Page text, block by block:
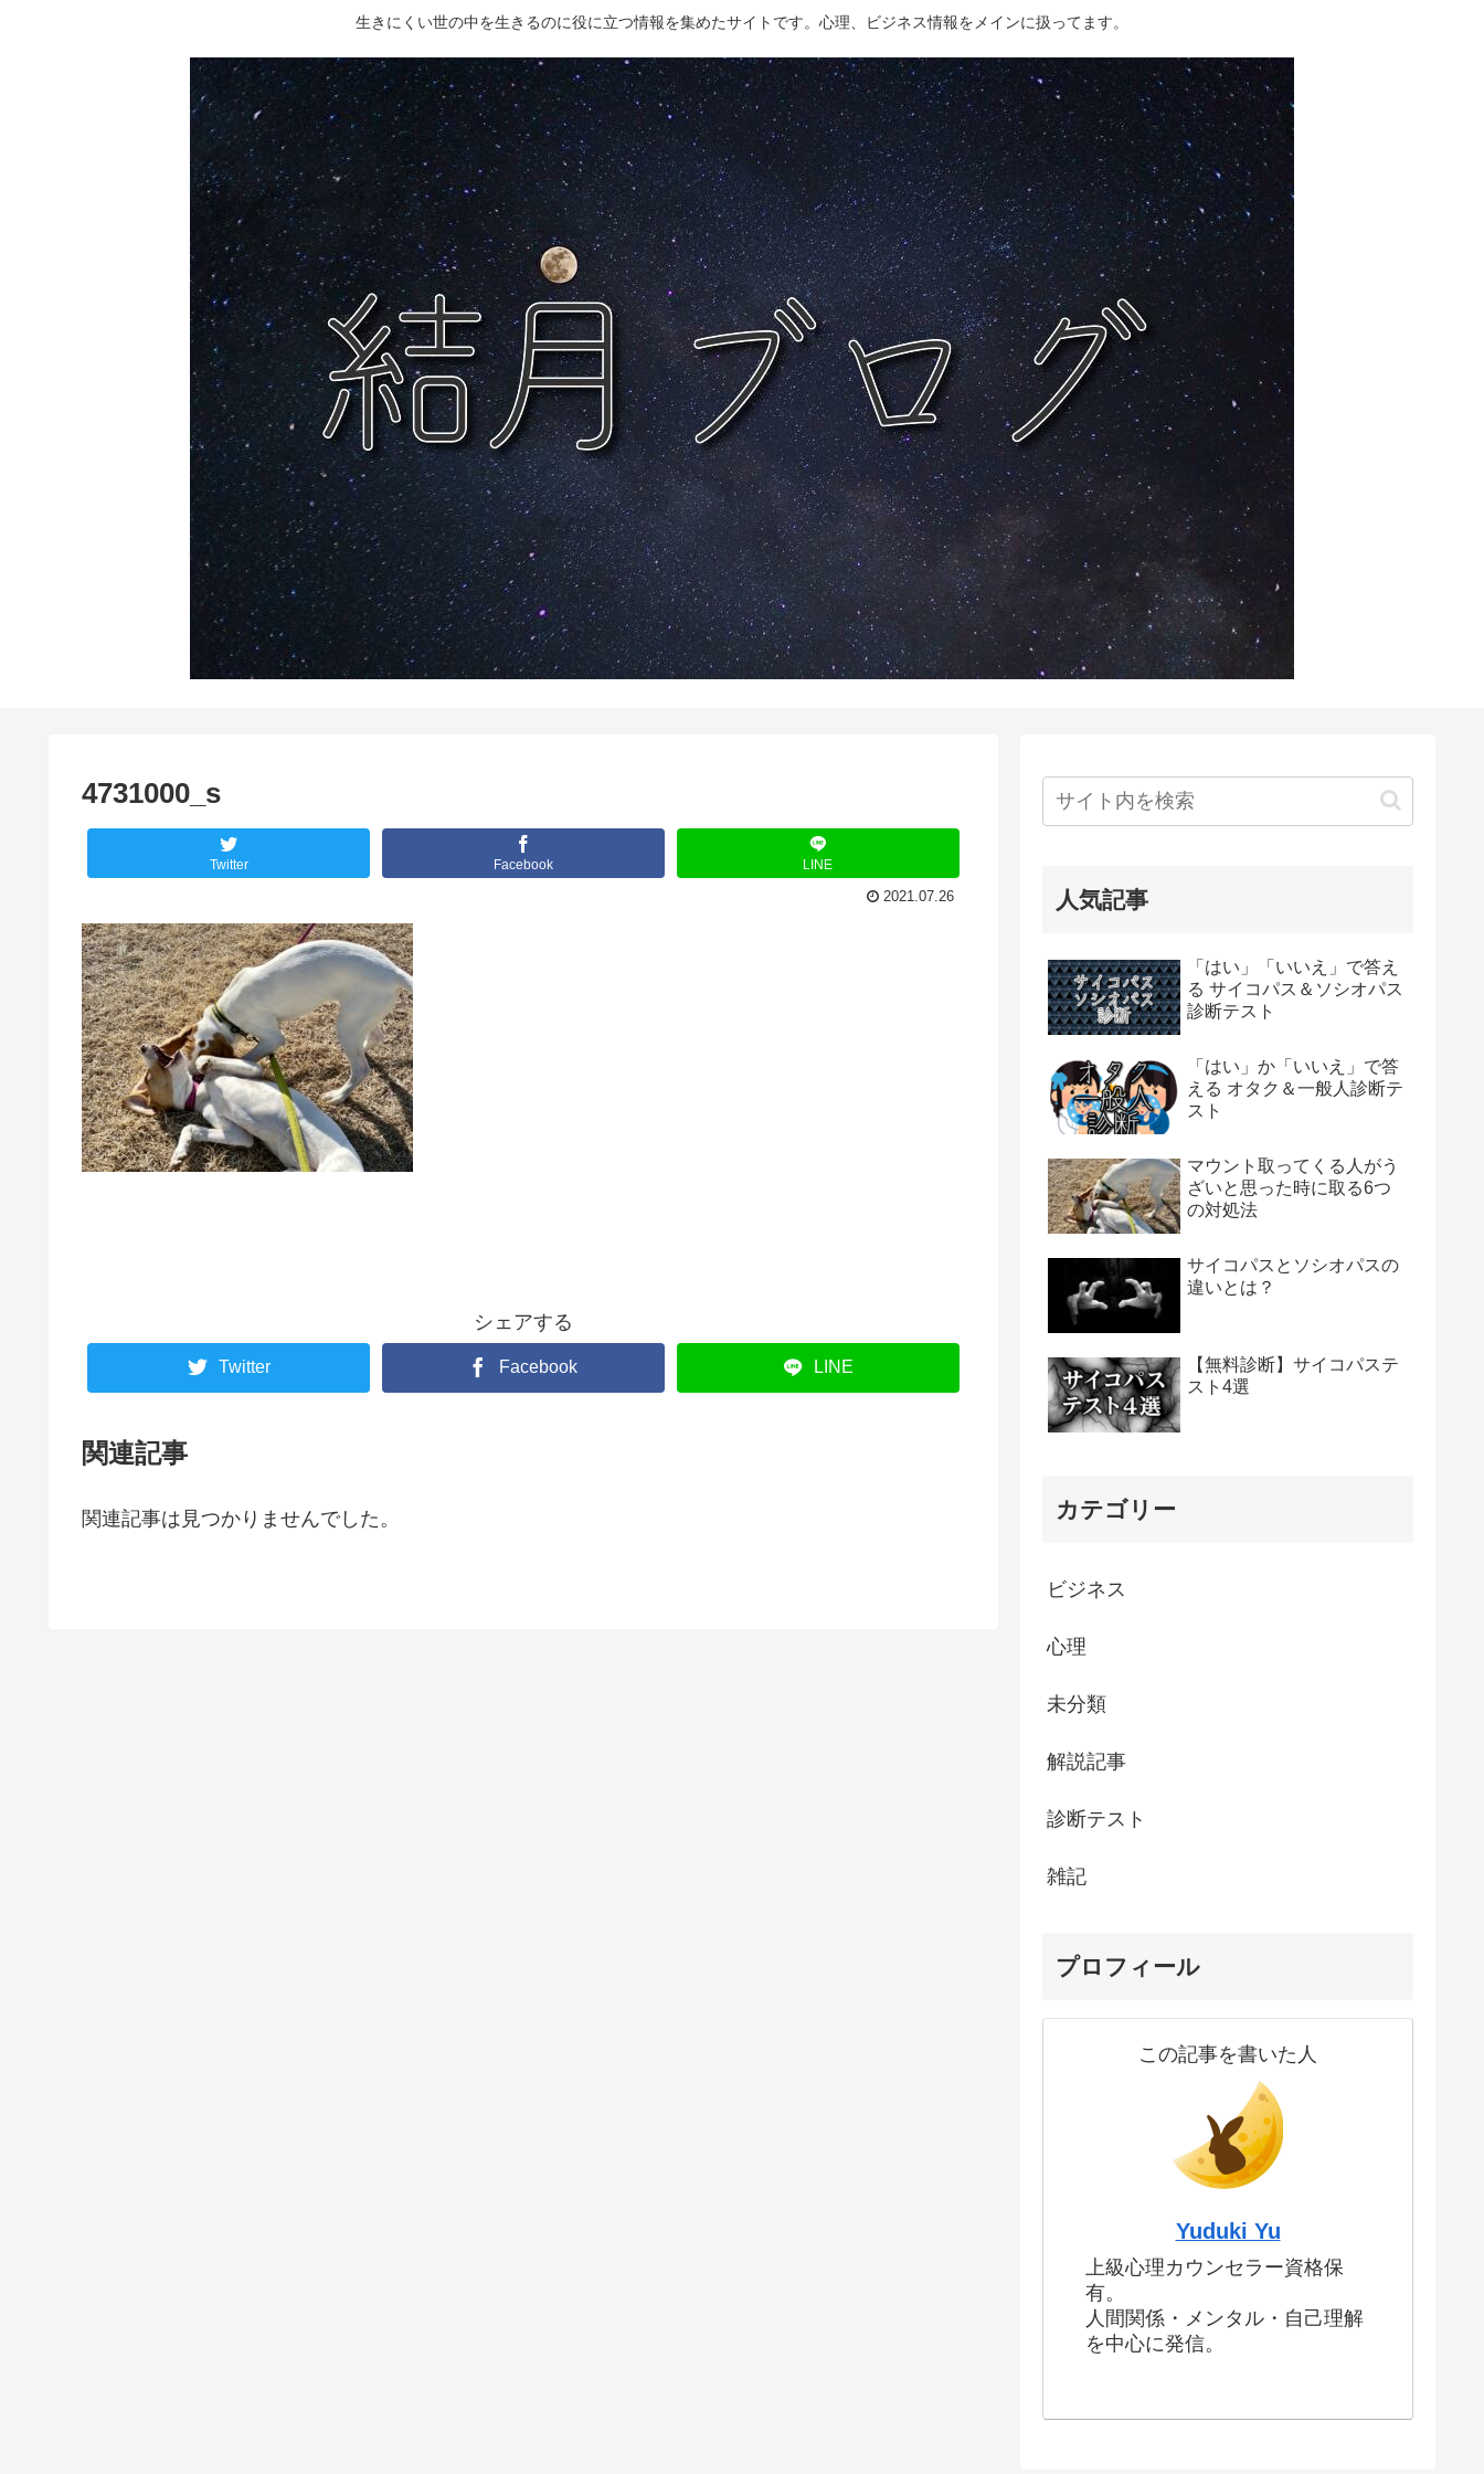
生きにくい世の中を生きるのに役に立つ情報を集めたサイトです。心理、ビジネス情報をメインに扱ってます。
4731000_s
Twitter Facebook LINE
2021.07.26
シェアする
Twitter Facebook LINE
関連記事
関連記事は見つかりませんでした。
人気記事
「はい」「いいえ」で答え
る サイコパス＆ソシオパス
診断テスト
「はい」か「いいえ」で答
える オタク＆一般人診断テ
スト
マウント取ってくる人がう
ざいと思った時に取る6つ
の対処法
サイコパスとソシオパスの
違いとは？
【無料診断】サイコパステ
スト4選
カテゴリー
ビジネス
心理
未分類
解説記事
診断テスト
雑記
プロフィール
この記事を書いた人
Yuduki Yu
上級心理カウンセラー資格保
有。
人間関係・メンタル・自己理解
を中心に発信。